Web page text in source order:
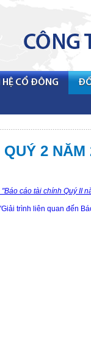
HỆ CỔ ĐÔNG
2 NĂM
cáo tài chính Quý II
trình liên quan đến